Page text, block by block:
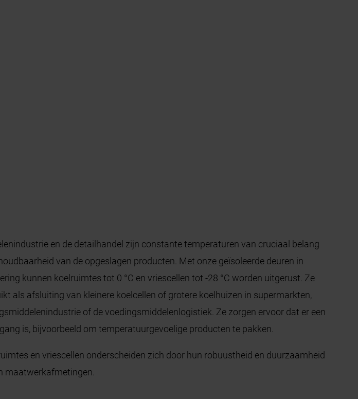
en de detailhandel zijn constante temperaturen van cruciaal belang
van de opgeslagen producten. Met onze geïsoleerde deuren in
kunnen koelruimtes tot 0 °C en vriescellen tot -28 °C worden uitgerust. Ze
als afsluiting van kleinere koelcellen of grotere koelhuizen in supermarkten,
of de voedingsmiddelenlogistiek. Ze zorgen ervoor dat er een
is, bijvoorbeeld om temperatuurgevoelige producten te pakken.
en vriescellen onderscheiden zich door hun robuustheid en duurzaamheid
maatwerkafmetingen.